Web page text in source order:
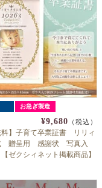
お急ぎ製造
¥9,680 （税込）
料】子育て卒業証書 リリィ
贈呈用 感謝状 写真入
ゼクシィネット掲載商品】